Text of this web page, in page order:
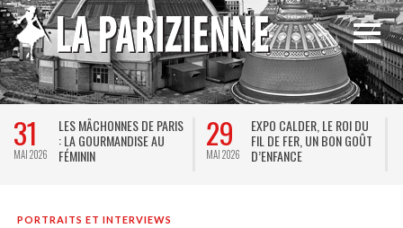
31
MAI 2026
LES MÂCHONNES DE PARIS
: LA GOURMANDISE AU
FÉMININ
29
MAI 2026
EXPO CALDER, LE ROI DU
FIL DE FER, UN BON GOÛT
D’ENFANCE
PORTRAITS ET INTERVIEWS